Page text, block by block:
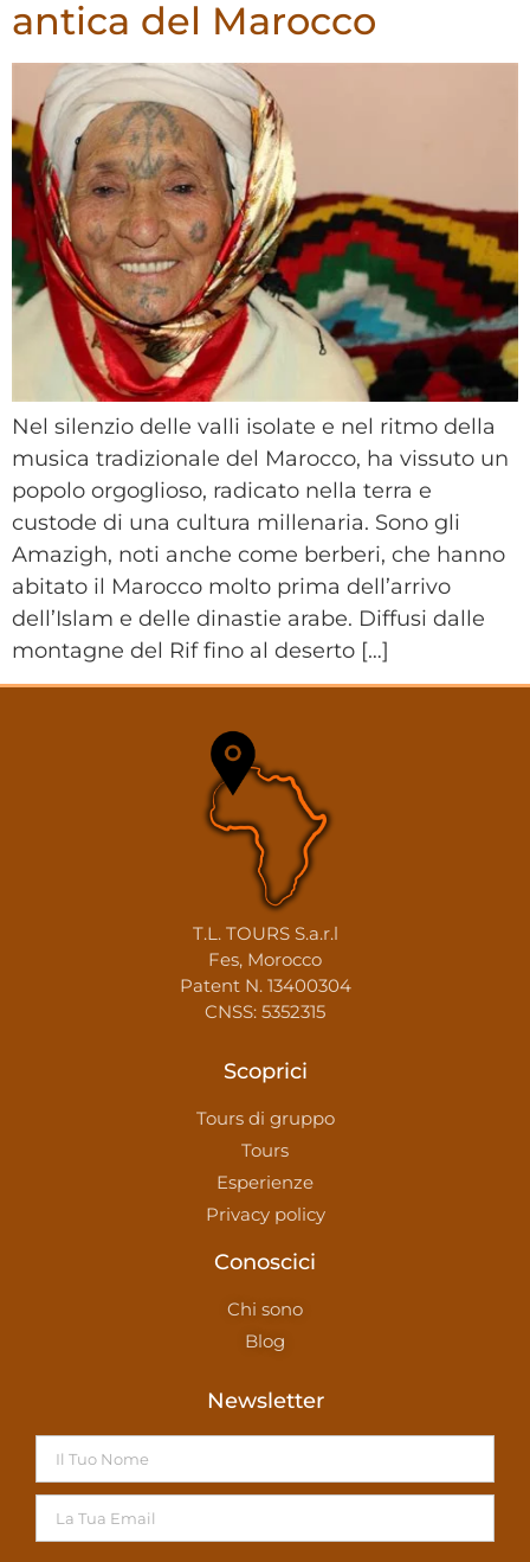
antica del Marocco
Nel silenzio delle valli isolate e nel ritmo della
musica tradizionale del Marocco, ha vissuto un
popolo orgoglioso, radicato nella terra e
custode di una cultura millenaria. Sono gli
Amazigh, noti anche come berberi, che hanno
abitato il Marocco molto prima dell’arrivo
dell’Islam e delle dinastie arabe. Diffusi dalle
montagne del Rif fino al deserto […]
T.L. TOURS S.a.r.l
Fes, Morocco
Patent N. 13400304
CNSS: 5352315
Scoprici
Tours di gruppo
Tours
Esperienze
Privacy policy
Conoscici
Chi sono
Blog
Newsletter